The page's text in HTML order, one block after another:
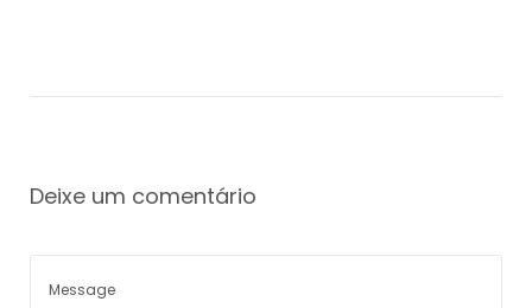
Deixe um comentário